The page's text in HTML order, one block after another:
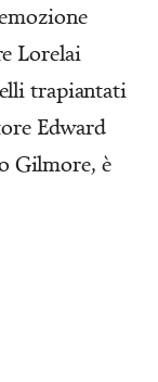
Lorelai
trapiantati
Edward
Gilmore, è